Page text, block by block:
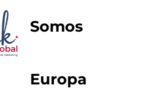
Somos
Europa